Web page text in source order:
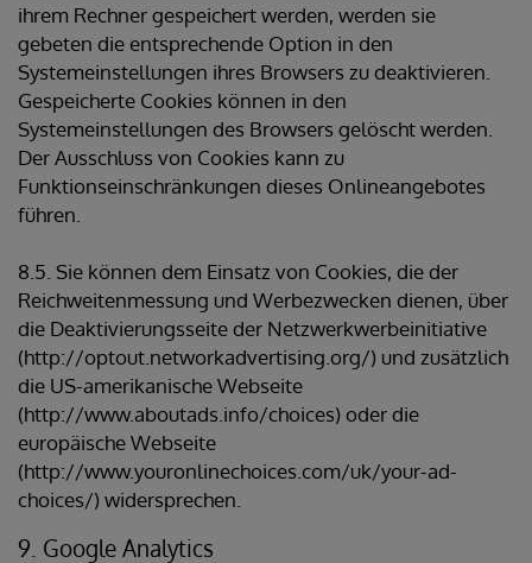
ihrem Rechner gespeichert werden, werden sie
gebeten die entsprechende Option in den
Systemeinstellungen ihres Browsers zu deaktivieren.
Gespeicherte Cookies können in den
Systemeinstellungen des Browsers gelöscht werden.
Der Ausschluss von Cookies kann zu
Funktionseinschränkungen dieses Onlineangebotes
führen.
8.5. Sie können dem Einsatz von Cookies, die der
Reichweitenmessung und Werbezwecken dienen, über
die Deaktivierungsseite der Netzwerkwerbeinitiative
(http://optout.networkadvertising.org/) und zusätzlich
die US-amerikanische Webseite
(http://www.aboutads.info/choices) oder die
europäische Webseite
(http://www.youronlinechoices.com/uk/your-ad-
choices/) widersprechen.
9. Google Analytics